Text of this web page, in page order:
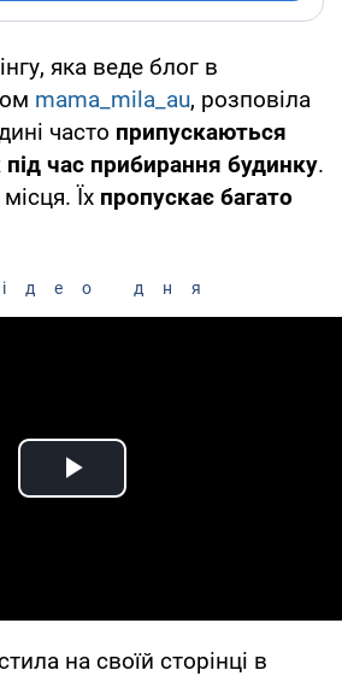
яка веде блог в
mama_mila_au, розповіла
часто припускаються
час прибирання будинку.
Їх пропускає багато
дня
Play Video
на своїй сторінці в